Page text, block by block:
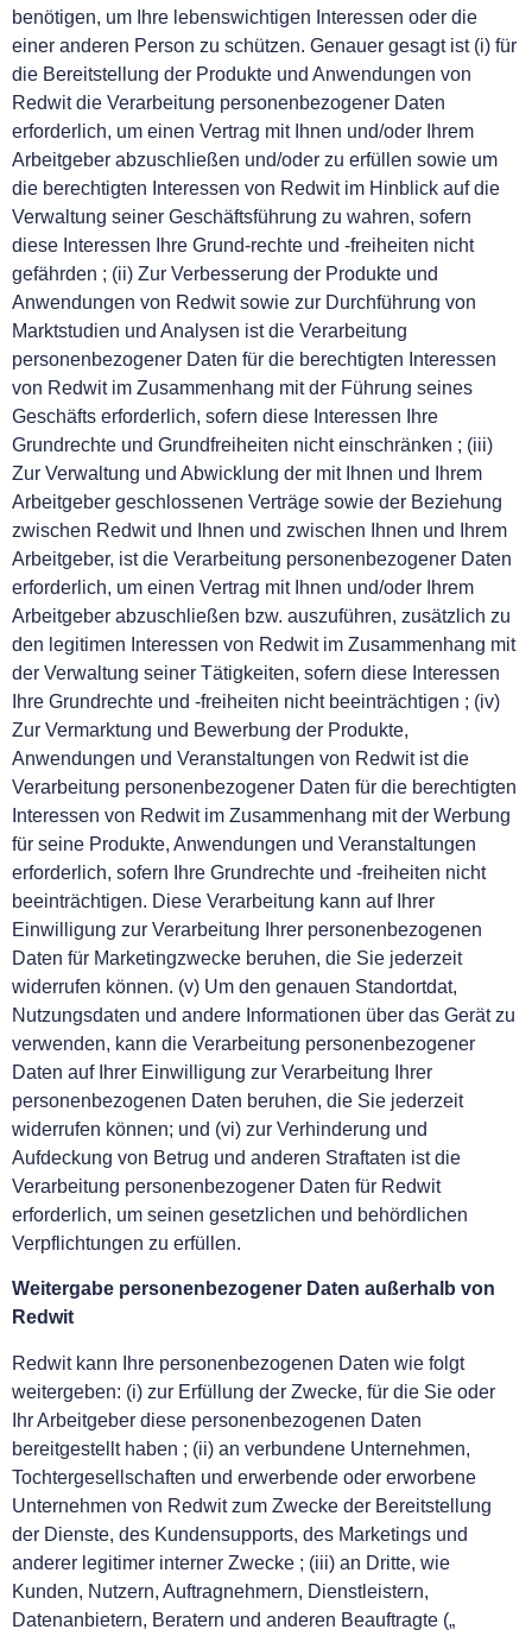
benötigen, um Ihre lebenswichtigen Interessen oder die
einer anderen Person zu schützen. Genauer gesagt ist (i) für
die Bereitstellung der Produkte und Anwendungen von
Redwit die Verarbeitung personenbezogener Daten
erforderlich, um einen Vertrag mit Ihnen und/oder Ihrem
Arbeitgeber abzuschließen und/oder zu erfüllen sowie um
die berechtigten Interessen von Redwit im Hinblick auf die
Verwaltung seiner Geschäftsführung zu wahren, sofern
diese Interessen Ihre Grund-rechte und -freiheiten nicht
gefährden ; (ii) Zur Verbesserung der Produkte und
Anwendungen von Redwit sowie zur Durchführung von
Marktstudien und Analysen ist die Verarbeitung
personenbezogener Daten für die berechtigten Interessen
von Redwit im Zusammenhang mit der Führung seines
Geschäfts erforderlich, sofern diese Interessen Ihre
Grundrechte und Grundfreiheiten nicht einschränken ; (iii)
Zur Verwaltung und Abwicklung der mit Ihnen und Ihrem
Arbeitgeber geschlossenen Verträge sowie der Beziehung
zwischen Redwit und Ihnen und zwischen Ihnen und Ihrem
Arbeitgeber, ist die Verarbeitung personenbezogener Daten
erforderlich, um einen Vertrag mit Ihnen und/oder Ihrem
Arbeitgeber abzuschließen bzw. auszuführen, zusätzlich zu
den legitimen Interessen von Redwit im Zusammenhang mit
der Verwaltung seiner Tätigkeiten, sofern diese Interessen
Ihre Grundrechte und -freiheiten nicht beeinträchtigen ; (iv)
Zur Vermarktung und Bewerbung der Produkte,
Anwendungen und Veranstaltungen von Redwit ist die
Verarbeitung personenbezogener Daten für die berechtigten
Interessen von Redwit im Zusammenhang mit der Werbung
für seine Produkte, Anwendungen und Veranstaltungen
erforderlich, sofern Ihre Grundrechte und -freiheiten nicht
beeinträchtigen. Diese Verarbeitung kann auf Ihrer
Einwilligung zur Verarbeitung Ihrer personenbezogenen
Daten für Marketingzwecke beruhen, die Sie jederzeit
widerrufen können. (v) Um den genauen Standortdat,
Nutzungsdaten und andere Informationen über das Gerät zu
verwenden, kann die Verarbeitung personenbezogener
Daten auf Ihrer Einwilligung zur Verarbeitung Ihrer
personenbezogenen Daten beruhen, die Sie jederzeit
widerrufen können; und (vi) zur Verhinderung und
Aufdeckung von Betrug und anderen Straftaten ist die
Verarbeitung personenbezogener Daten für Redwit
erforderlich, um seinen gesetzlichen und behördlichen
Verpflichtungen zu erfüllen.
Weitergabe personenbezogener Daten außerhalb von
Redwit
Redwit kann Ihre personenbezogenen Daten wie folgt
weitergeben: (i) zur Erfüllung der Zwecke, für die Sie oder
Ihr Arbeitgeber diese personenbezogenen Daten
bereitgestellt haben ; (ii) an verbundene Unternehmen,
Tochtergesellschaften und erwerbende oder erworbene
Unternehmen von Redwit zum Zwecke der Bereitstellung
der Dienste, des Kundensupports, des Marketings und
anderer legitimer interner Zwecke ; (iii) an Dritte, wie
Kunden, Nutzern, Auftragnehmern, Dienstleistern,
Datenanbietern, Beratern und anderen Beauftragte („